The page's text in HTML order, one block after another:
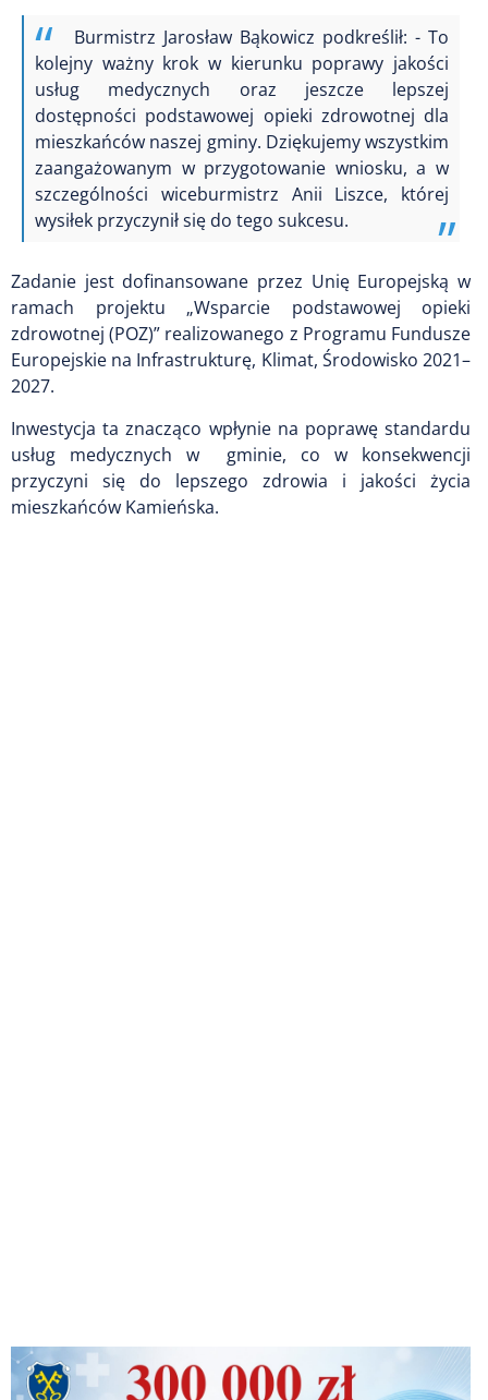
Burmistrz Jarosław Bąkowicz podkreślił: - To
kolejny ważny krok w kierunku poprawy jakości
usług medycznych oraz jeszcze lepszej
dostępności podstawowej opieki zdrowotnej dla
mieszkańców naszej gminy. Dziękujemy wszystkim
zaangażowanym w przygotowanie wniosku, a w
szczególności wiceburmistrz Anii Liszce, której
wysiłek przyczynił się do tego sukcesu.
Zadanie jest dofinansowane przez Unię Europejską w
ramach projektu „Wsparcie podstawowej opieki
zdrowotnej (POZ)” realizowanego z Programu Fundusze
Europejskie na Infrastrukturę, Klimat, Środowisko 2021–
2027.
Inwestycja ta znacząco wpłynie na poprawę standardu
usług medycznych w gminie, co w konsekwencji
przyczyni się do lepszego zdrowia i jakości życia
mieszkańców Kamieńska.